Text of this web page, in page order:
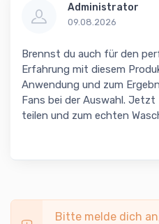
Administrator
09.08.2026
Brennst du auch für den
Erfahrung mit diesem
Anwendung und zum
Fans bei der Auswahl. Jetzt
teilen und zum echten
Bitte melde dich